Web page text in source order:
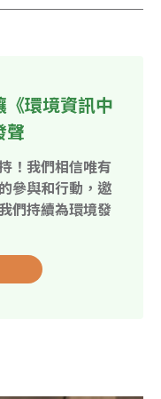
環境資訊中
聲
！我們相信唯有
參與和行動，邀
們持續為環境發